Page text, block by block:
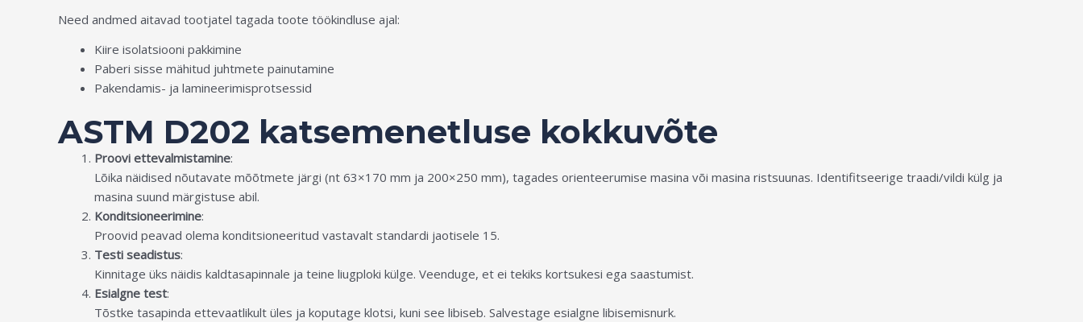
Need andmed aitavad tootjatel tagada toote töökindluse ajal:
Kiire isolatsiooni pakkimine
Paberi sisse mähitud juhtmete painutamine
Pakendamis- ja lamineerimisprotsessid
ASTM D202 katsemenetluse kokkuvõte
Proovi ettevalmistamine:
Lõika näidised nõutavate mõõtmete järgi (nt 63×170 mm ja 200×250 mm), tagades orienteerumise masina või masina ristsuunas. Identifitseerige traadi/vildi külg ja
masina suund märgistuse abil.
Konditsioneerimine:
Proovid peavad olema konditsioneeritud vastavalt standardi jaotisele 15.
Testi seadistus:
Kinnitage üks näidis kaldtasapinnale ja teine liugploki külge. Veenduge, et ei tekiks kortsukesi ega saastumist.
Esialgne test:
Tõstke tasapinda ettevaatlikult üles ja koputage klotsi, kuni see libiseb. Salvestage esialgne libisemisnurk.